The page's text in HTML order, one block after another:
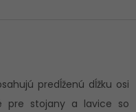
predĺženú dĺžku osi
pre stojany a lavice so